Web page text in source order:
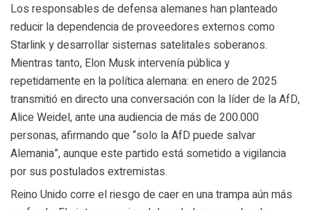
Los responsables de defensa alemanes han planteado
reducir la dependencia de proveedores externos como
Starlink y desarrollar sistemas satelitales soberanos.
Mientras tanto, Elon Musk intervenía pública y
repetidamente en la política alemana: en enero de 2025
transmitió en directo una conversación con la líder de la AfD,
Alice Weidel, ante una audiencia de más de 200.000
personas, afirmando que “solo la AfD puede salvar
Alemania”, aunque este partido está sometido a vigilancia
por sus postulados extremistas.
Reino Unido corre el riesgo de caer en una trampa aún más